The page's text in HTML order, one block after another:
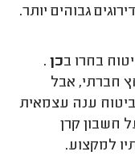
גבוהים יותר.
כן .
חברתי, אבל
ענה עצמאית
חשבון קרן
למקצוע.